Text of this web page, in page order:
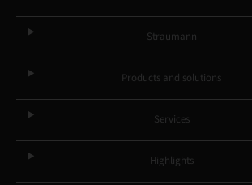
Straumann
Products and solutions
Services
Highlights